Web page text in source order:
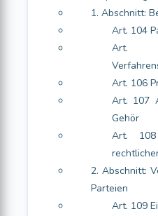
1. Abschnitt:
Art. 104
Art.
Art. 106
Art. 107
Gehör
Art. 108
2. Abschnitt:
Parteien
Art. 109